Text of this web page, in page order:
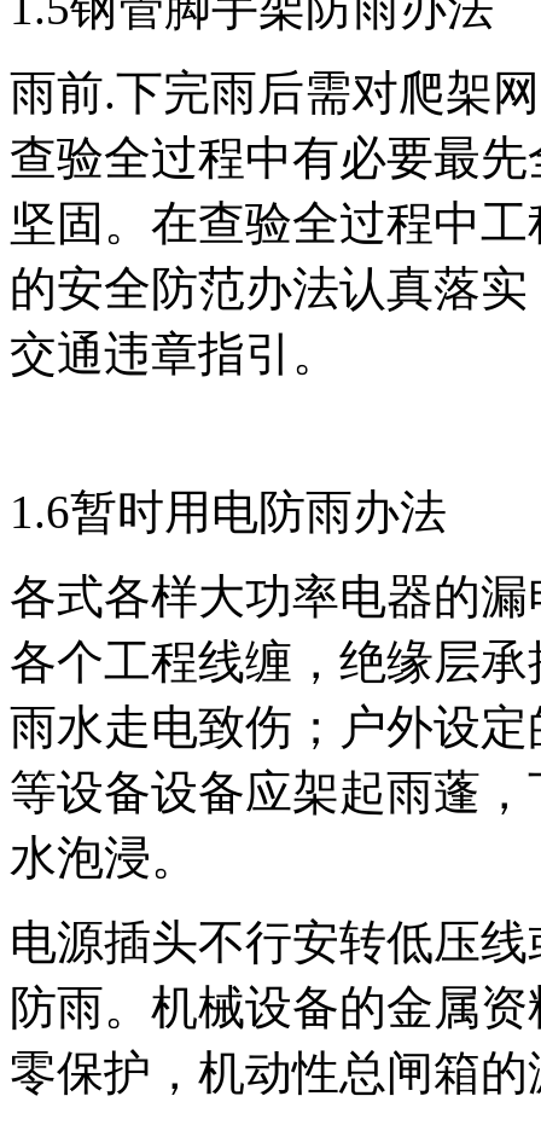
雨前.下完雨后需对爬架
查验全过程中有必要最
坚固。在查验全过程中
的安全防范办法认真落
交通违章指引。
1.6暂时用电防雨办法
各式各样大功率电器的
各个工程线缠，绝缘层
雨水走电致伤；户外设
等设备设备应架起雨蓬
水泡浸。
电源插头不行安转低压
防雨。机械设备的金属
零保护，机动性总闸箱